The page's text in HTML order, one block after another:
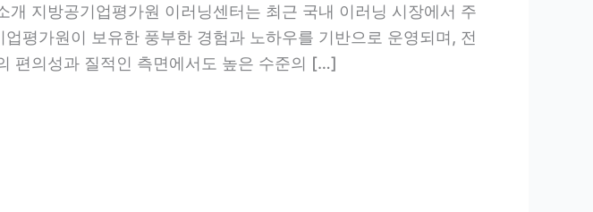
지방공기업평가원 이러닝센터는 최근 국내 이러닝 시장에서 주
평가원이 보유한 풍부한 경험과 노하우를 기반으로 운영되며, 전
편의성과 질적인 측면에서도 높은 수준의 […]